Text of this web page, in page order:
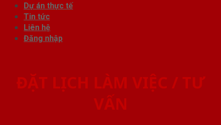
Dự án thực tế
Tin tức
Liên hệ
Đăng nhập
ĐẶT LỊCH LÀM VIỆC / TƯ
VẤN